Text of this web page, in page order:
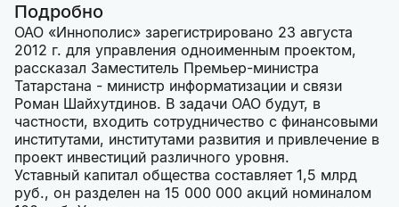
Подробно
ОАО «Иннополис» зарегистрировано 23 августа
2012 г. для управления одноименным проектом,
рассказал Заместитель Премьер-министра
Татарстана - министр информатизации и связи
Роман Шайхутдинов. В задачи ОАО будут, в
частности, входить сотрудничество с финансовыми
институтами, институтами развития и привлечение в
проект инвестиций различного уровня.
Уставный капитал общества составляет 1,5 млрд
руб., он разделен на 15 000 000 акций номиналом